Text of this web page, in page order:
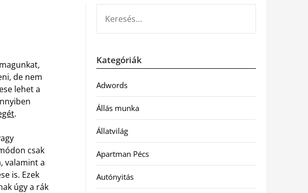
de nem
lehet a
.
csak
valamint a
is. Ezek
úgy a rák
Kategóriák
Adwords
Állás munka
Állatvilág
Apartman Pécs
Autónyitás